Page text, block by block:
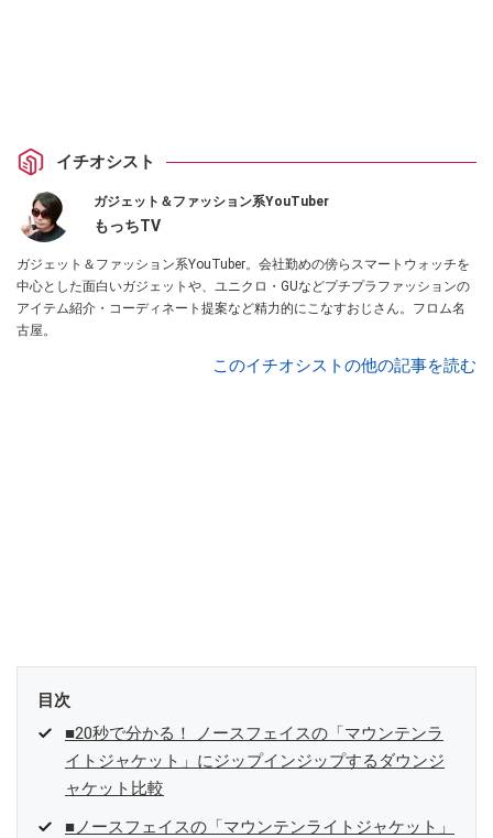
イチオシスト
ガジェット＆ファッション系YouTuber
もっちTV
ガジェット＆ファッション系YouTuber。会社勤めの傍らスマートウォッチを
中心とした面白いガジェットや、ユニクロ・GUなどプチプラファッションの
アイテム紹介・コーディネート提案など精力的にこなすおじさん。フロム名
古屋。
このイチオシストの他の記事を読む
目次
■20秒で分かる！ ノースフェイスの「マウンテンラ
イトジャケット」にジップインジップするダウンジ
ャケット比較
■ノースフェイスの「マウンテンライトジャケット」